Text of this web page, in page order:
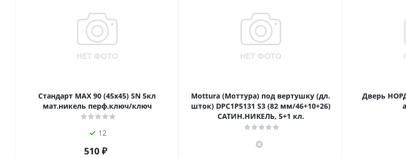
Стандарт MAX 90 (45х45) SN 5кл
мат.никель перф.ключ/ключ
12
510₽
Mottura (Моттура) под вертушку (дл.
шток) DPC1P5131 S3 (82 мм/46+10+26)
САТИН.НИКЕЛЬ, 5+1 кл.
Дверь